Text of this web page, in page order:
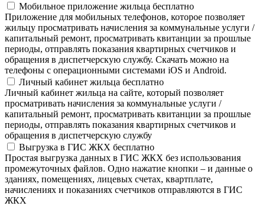
Мобильное приложение жильца бесплатно
Приложение для мобильных телефонов, которое позволяет
жильцу просматривать начисления за коммунальные услуги /
капитальный ремонт, просматривать квитанции за прошлые
периоды, отправлять показания квартирных счетчиков и
обращения в диспетчерскую службу. Скачать можно на
телефоны с операционными системами iOS и Android.
Личный кабинет жильца бесплатно
Личный кабинет жильца на сайте, который позволяет
просматривать начисления за коммунальные услуги /
капитальный ремонт, просматривать квитанции за прошлые
периоды, отправлять показания квартирных счетчиков и
обращения в диспетчерскую службу
Выгрузка в ГИС ЖКХ бесплатно
Простая выгрузка данных в ГИС ЖКХ без использования
промежуточных файлов. Одно нажатие кнопки – и данные о
зданиях, помещениях, лицевых счетах, квартплате,
начислениях и показаниях счетчиков отправляются в ГИС
ЖКХ